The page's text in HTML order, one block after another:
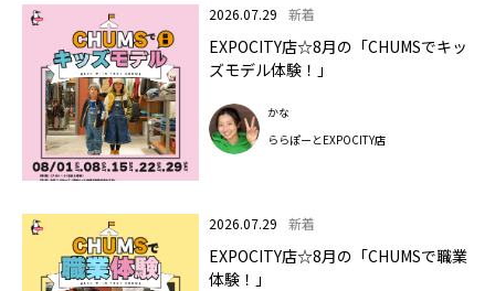
2026.07.29 新着
EXPOCITY店☆8月の「CHUMSでキッ
ズモデル体験！」
かな
ららぽーとEXPOCITY店
2026.07.29 新着
EXPOCITY店☆8月の「CHUMSで職業
体験！」